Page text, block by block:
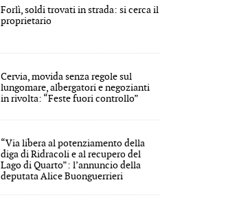
Forlì, soldi trovati in strada: si cerca il
proprietario
Cervia, movida senza regole sul
lungomare, albergatori e negozianti
in rivolta: “Feste fuori controllo”
“Via libera al potenziamento della
diga di Ridracoli e al recupero del
Lago di Quarto”: l’annuncio della
deputata Alice Buonguerrieri